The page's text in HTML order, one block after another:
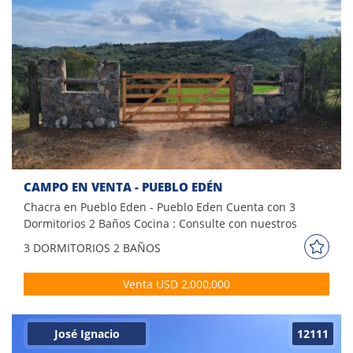
CAMPO EN VENTA - PUEBLO EDÉN
Chacra en Pueblo Eden - Pueblo Eden Cuenta con 3
Dormitorios 2 Baños Cocina : Consulte con nuestros
3 DORMITORIOS 2 BAÑOS
Venta USD 2,000,000
12111
José Ignacio